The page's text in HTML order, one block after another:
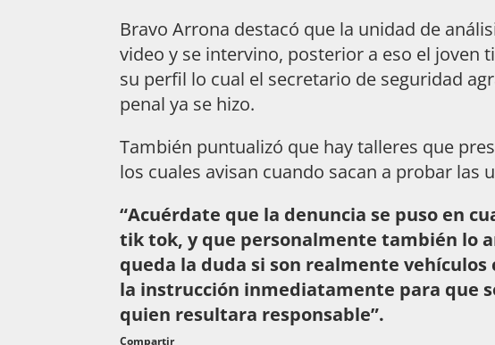
Bravo Arrona destacó que la unidad de
video y se intervino, posterior a eso el joven
su perfil lo cual el secretario de seguridad
penal ya se hizo.
También puntualizó que hay talleres que
los cuales avisan cuando sacan a probar las
“Acuérdate que la denuncia se puso en
tik tok, y que personalmente también lo
queda la duda si son realmente
la instrucción inmediatamente para que
quien resultara responsable”.
Compartir